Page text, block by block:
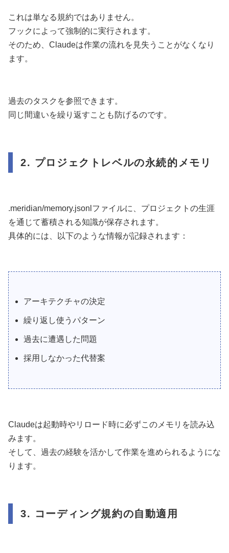
これは単なる規約ではありません。
フックによって強制的に実行されます。
そのため、Claudeは作業の流れを見失うことがなくなり
ます。
過去のタスクを参照できます。
同じ間違いを繰り返すことも防げるのです。
2. プロジェクトレベルの永続的メモリ
.meridian/memory.jsonlファイルに、プロジェクトの生涯
を通じて蓄積される知識が保存されます。
具体的には、以下のような情報が記録されます：
アーキテクチャの決定
繰り返し使うパターン
過去に遭遇した問題
採用しなかった代替案
Claudeは起動時やリロード時に必ずこのメモリを読み込
みます。
そして、過去の経験を活かして作業を進められるようにな
ります。
3. コーディング規約の自動適用